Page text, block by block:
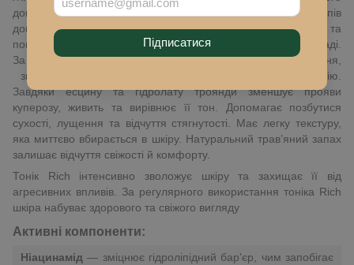
Підписатися
догляду за шкірою. Тонізує та готує її до подальших етапів
догляду. Тонік Rich має інтенсивно зволожувальну та
пом'якшувальну дію за рахунок гіалуронової кислоти у складі.
За допомогою ніацинаміду береже шкіру від зневоднення,
зміцнює її гідроліпідний бар'єр, має антиоксидантну дію.
Завдяки есцину та гідролату троянди зменшує прояви
куперозу, живить та вирівнює її тон. Допомагає позбутися
сухості, лущення та відчуття стягнутості. Має легку текстуру,
яка миттєво вбирається в шкіру. Натуральний трав’яний запах
залишає відчуття свіжості й комфорту.
Тонік Rich інтенсивно зволожує шкіру та захищає її від
агресивних впливів. За регулярного використання тоніка Rich
шкіра набуває здорового та свіжого вигляду
Активні компоненти:
Ніацинамід— зміцнює гідроліпідний бар'єр, чим запобігає